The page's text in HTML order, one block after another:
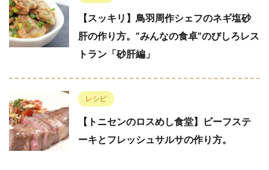
【スッキリ】鳥羽周作シェフのネギ塩砂
肝の作り方。”みんなの食卓”のびしろレス
トラン「砂肝編」
レシピ
【トニセンのロスめし食堂】ビーフステ
ーキとフレッシュサルサの作り方。